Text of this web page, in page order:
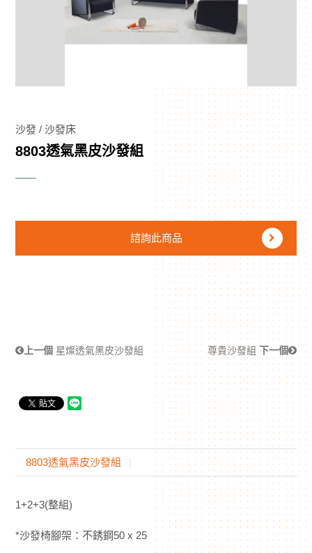
沙發 / 沙發床
8803透氣黑皮沙發組
諮詢此商品
上一個 星燦透氣黑皮沙發組 尊貴沙發組 下一個
8803透氣黑皮沙發組
1+2+3(整組)
*沙發椅腳架：不銹鋼50 x 25